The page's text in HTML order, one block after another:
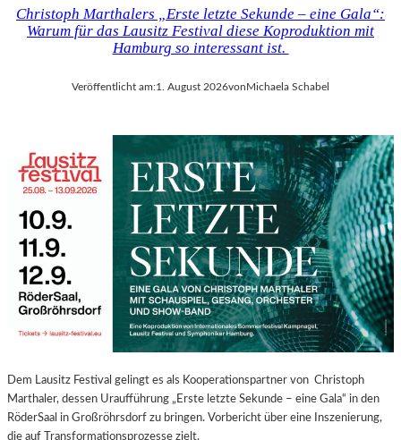
Christoph Marthalers „Erste letzte Sekunde – eine Gala“:
Warum für das Lausitz Festival diese Koproduktion mit
Hamburg so interessant ist.
Veröffentlicht am:1. August 2026von Michaela Schabel
Dem Lausitz Festival gelingt es als Kooperationspartner von Christoph
Marthaler, dessen Uraufführung „Erste letzte Sekunde – eine Gala“ in den
RöderSaal in Großröhrsdorf zu bringen. Vorbericht über eine Inszenierung,
die auf Transformationsprozesse zielt.